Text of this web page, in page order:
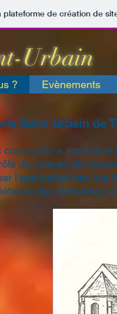
plateforme de création de
? Evènements
Saint Urbain de
corporations
de caisses de
l’application des
des domaines